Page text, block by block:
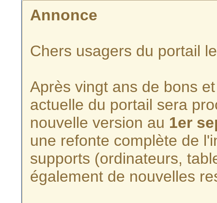
Annonce
Chers usagers du portail
Après vingt ans de bons
actuelle du portail sera
nouvelle version au 1er
une refonte complète de
supports (ordinateurs,
également de nouvelles